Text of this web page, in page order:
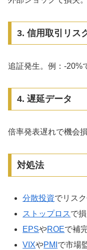
3. 信用取引リス
追証発生。例：-20%
4. 遅延データ
倍率発表遅れで機会
対処法
分散投資でリスク
ストップロスで
EPSやROEで補完
VIXやPMI で市場